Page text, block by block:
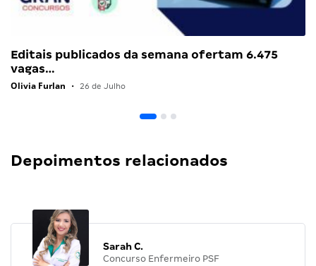
Editais publicados da semana ofertam 6.475
vagas…
Olivia Furlan • 26 de Julho
Depoimentos relacionados
Sarah C.
Concurso Enfermeiro PSF